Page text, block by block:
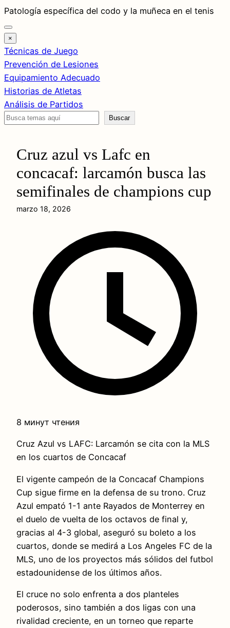
Saltar
al
contenido
Patología específica del codo y la muñeca en el tenis
×
Técnicas de Juego
Prevención de Lesiones
Equipamiento Adecuado
Historias de Atletas
Análisis de Partidos
Buscar
Buscar
Cruz azul vs Lafc en
concacaf: larcamón busca las
semifinales de champions cup
marzo 18, 2026
8 минут чтения
Cruz Azul vs LAFC: Larcamón se cita con la MLS
en los cuartos de Concacaf
El vigente campeón de la Concacaf Champions
Cup sigue firme en la defensa de su trono. Cruz
Azul empató 1-1 ante Rayados de Monterrey en
el duelo de vuelta de los octavos de final y,
gracias al 4-3 global, aseguró su boleto a los
cuartos, donde se medirá a Los Angeles FC de la
MLS, uno de los proyectos más sólidos del futbol
estadounidense de los últimos años.
El cruce no solo enfrenta a dos planteles
poderosos, sino también a dos ligas con una
rivalidad creciente, en un torneo que reparte